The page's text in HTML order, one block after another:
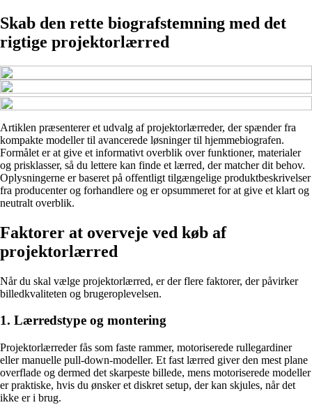
Skab den rette biografstemning med det
rigtige projektorlærred
Artiklen præsenterer et udvalg af projektorlærreder, der spænder fra
kompakte modeller til avancerede løsninger til hjemmebiografen.
Formålet er at give et informativt overblik over funktioner, materialer
og prisklasser, så du lettere kan finde et lærred, der matcher dit behov.
Oplysningerne er baseret på offentligt tilgængelige produktbeskrivelser
fra producenter og forhandlere og er opsummeret for at give et klart og
neutralt overblik.
Faktorer at overveje ved køb af
projektorlærred
Når du skal vælge projektorlærred, er der flere faktorer, der påvirker
billedkvaliteten og brugeroplevelsen.
1. Lærredstype og montering
Projektorlærreder fås som faste rammer, motoriserede rullegardiner
eller manuelle pull-down-modeller. Et fast lærred giver den mest plane
overflade og dermed det skarpeste billede, mens motoriserede modeller
er praktiske, hvis du ønsker et diskret setup, der kan skjules, når det
ikke er i brug.